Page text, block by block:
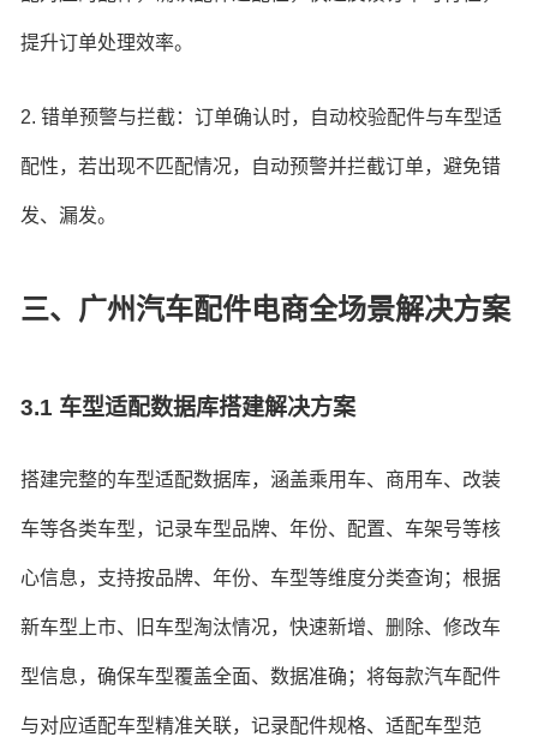
提升订单处理效率。
2. 错单预警与拦截：订单确认时，自动校验配件与车型适
配性，若出现不匹配情况，自动预警并拦截订单，避免错
发、漏发。
三、广州汽车配件电商全场景解决方案
3.1 车型适配数据库搭建解决方案
搭建完整的车型适配数据库，涵盖乘用车、商用车、改装
车等各类车型，记录车型品牌、年份、配置、车架号等核
心信息，支持按品牌、年份、车型等维度分类查询；根据
新车型上市、旧车型淘汰情况，快速新增、删除、修改车
型信息，确保车型覆盖全面、数据准确；将每款汽车配件
与对应适配车型精准关联，记录配件规格、适配车型范